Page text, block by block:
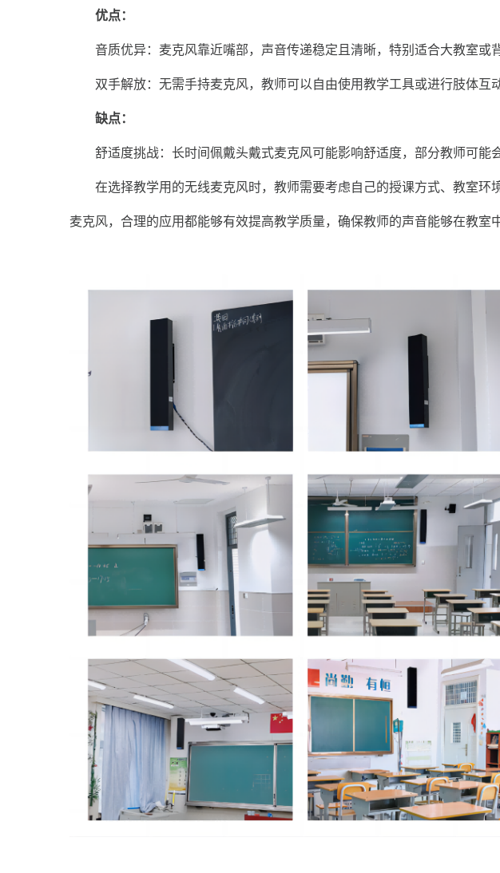
优点：
音质优异：麦克风靠近嘴部，声音传递稳定且清晰，特别适合大教室或背
双手解放：无需手持麦克风，教师可以自由使用教学工具或进行肢体互动
缺点：
舒适度挑战：长时间佩戴头戴式麦克风可能影响舒适度，部分教师可能会
在选择教学用的无线麦克风时，教师需要考虑自己的授课方式、教室环
麦克风，合理的应用都能够有效提高教学质量，确保教师的声音能够在教室